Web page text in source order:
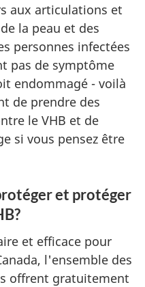
aux articulations et
la peau et des
personnes infectées
pas de symptôme
endommagé - voilà
de prendre des
le VHB et de
si vous pensez être
et protéger
et efficace pour
l'ensemble des
offrent gratuitement